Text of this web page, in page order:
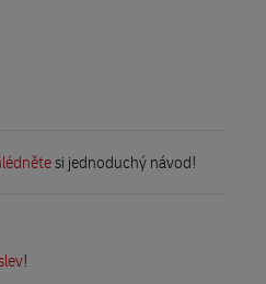
si jednoduchý návod!
!